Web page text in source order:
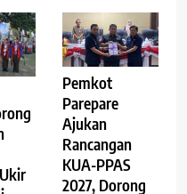
Pemkot
Parepare
Ajukan
Rancangan
KUA-PPAS
2027, Dorong